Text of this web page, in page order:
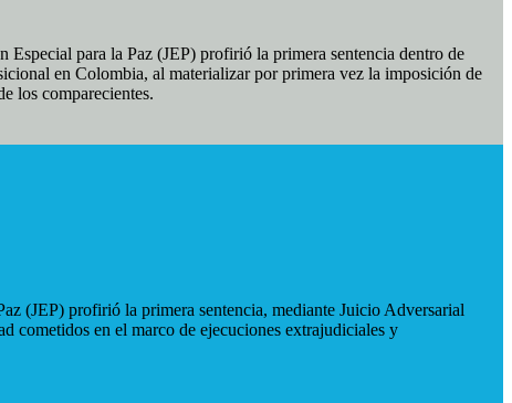
para la Paz (JEP) profirió la primera sentencia dentro de
en Colombia, al materializar por primera vez la imposición de
los comparecientes.
(JEP) profirió la primera sentencia, mediante Juicio Adversarial
cometidos en el marco de ejecuciones extrajudiciales y